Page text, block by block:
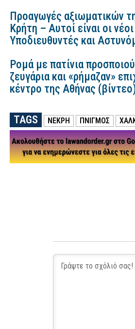
Προαγωγές αξιωματικών
Κρήτη – Αυτοί είναι οι
Υποδιευθυντές και
Ρομά με πατίνια
ζευγάρια και «ρήμαζαν»
κέντρο της Αθήνας
TAGS ΝΕΚΡΗ ΠΝΙΓΜΟΣ